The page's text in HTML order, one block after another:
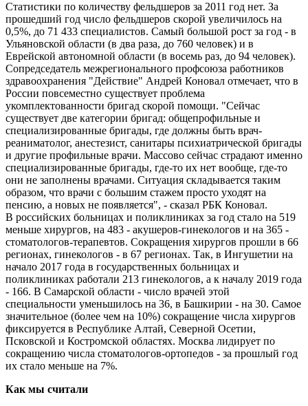
Статистики по количеству фельдшеров за 2011 год нет. За
прошедший год число фельдшеров скорой увеличилось на
0,5%, до 71 433 специалистов. Самый большой рост за год - в
Ульяновской области (в два раза, до 760 человек) и в
Еврейской автономной области (в восемь раз, до 94 человек).
Сопредседатель межрегионального профсоюза работников
здравоохранения "Действие" Андрей Коновал отмечает, что в
России повсеместно существует проблема
укомплектованности бригад скорой помощи. "Сейчас
существует две категории бригад: общепрофильные и
специализированные бригады, где должны быть врач-
реаниматолог, анестезист, санитары психиатрической бригады
и другие профильные врачи. Массово сейчас страдают именно
специализированные бригады, где-то их нет вообще, где-то
они не заполнены врачами. Ситуация складывается таким
образом, что врачи с большим стажем просто уходят на
пенсию, а новых не появляется", - сказал РБК Коновал.
В российских больницах и поликлиниках за год стало на 519
меньше хирургов, на 483 - акушеров-гинекологов и на 365 -
стоматологов-терапевтов. Сокращения хирургов прошли в 66
регионах, гинекологов - в 67 регионах. Так, в Ингушетии на
начало 2017 года в государственных больницах и
поликлиниках работали 213 гинекологов, а к началу 2019 года
- 166. В Самарской области - число врачей этой
специальности уменьшилось на 36, в Башкирии - на 30. Самое
значительное (более чем на 10%) сокращение числа хирургов
фиксируется в Республике Алтай, Северной Осетии,
Псковской и Костромской областях. Москва лидирует по
сокращению числа стоматологов-ортопедов - за прошлый год
их стало меньше на 7%.
Как мы считали